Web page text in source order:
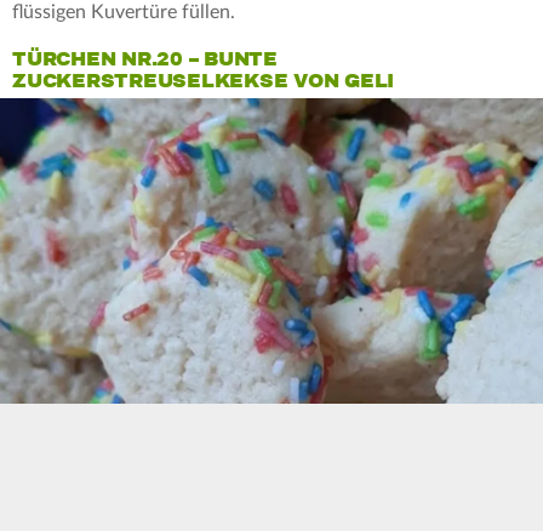
flüssigen Kuvertüre füllen.
TÜRCHEN NR.20 – BUNTE
ZUCKERSTREUSELKEKSE VON GELI